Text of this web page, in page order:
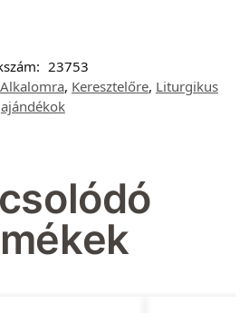
23753
Alkalomra, Keresztelőre, Liturgikus
ajándékok